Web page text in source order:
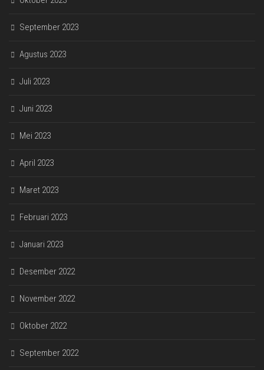
September 2023
Agustus 2023
Juli 2023
Juni 2023
Mei 2023
April 2023
Maret 2023
Februari 2023
Januari 2023
Desember 2022
November 2022
Oktober 2022
September 2022